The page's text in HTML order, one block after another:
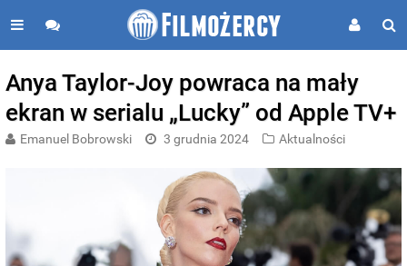
Anya Taylor-Joy powraca na mały
ekran w serialu „Lucky” od Apple TV+
Emanuel Bobrowski 3 grudnia 2024 Aktualności